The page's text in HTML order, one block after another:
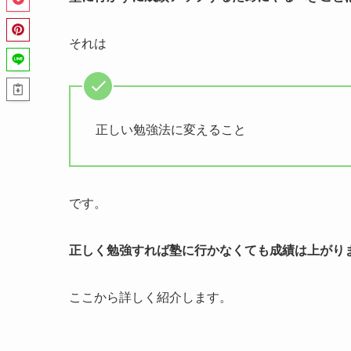
それは
正しい勉強法に変えること
です。
正しく勉強すれば塾に行かなくても成績は上がり
ここから詳しく紹介します。